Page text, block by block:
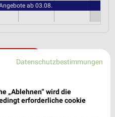
ab 03.08.
Datenschutzbestimmungen
„Ablehnen“ wird die
erforderliche cookie